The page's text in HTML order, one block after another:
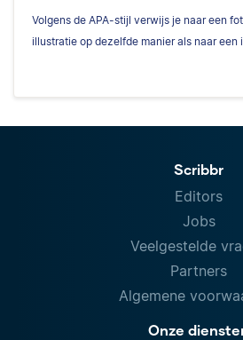
Volgens de APA-stijl verwijs je naar een
illustratie op dezelfde manier als naar een
Scribbr
Editors
Jobs
Veelgestelde
Partners
Algemene
Onze